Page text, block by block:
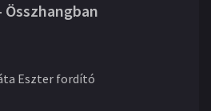
Eszter fordító